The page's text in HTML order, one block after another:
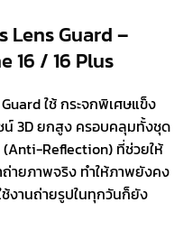
Lens Guard –
16 / 16 Plus
ใช้ กระจกพิเศษแข็ง
น์ 3D ยกสูง ครอบคลุมทั้งชุด
Reflection) ที่ช่วยให้
ถ่ายภาพจริง ทำให้ภาพยังคง
งานถ่ายรูปในทุกวันก็ยัง